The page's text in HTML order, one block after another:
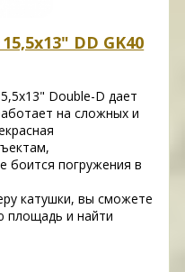
DD GK40
Double-D дает
на сложных и
боится погружения в
катушки, вы сможете
площадь и найти